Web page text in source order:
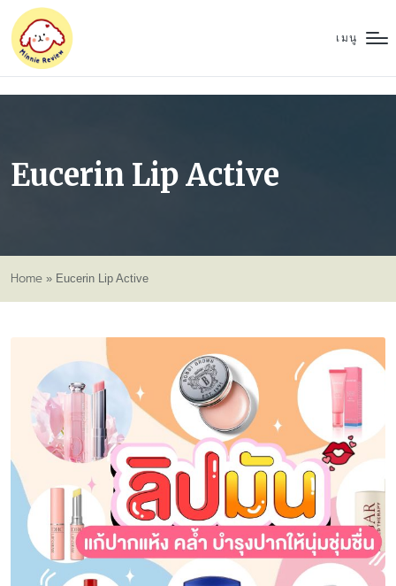
เมนู
Eucerin Lip Active
Home » Eucerin Lip Active